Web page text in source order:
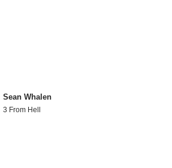
Sean Whalen
3 From Hell